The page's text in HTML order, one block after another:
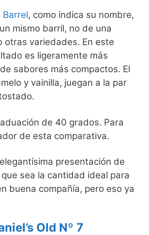
Barrel, como indica su nombre,
mismo barril, no de una
otras variedades. En este
es ligeramente más
sabores más compactos. El
y vainilla, juegan a la par
de 40 grados. Para
de esta comparativa.
presentación de
sea la cantidad ideal para
buena compañía, pero eso ya
Old Nº 7